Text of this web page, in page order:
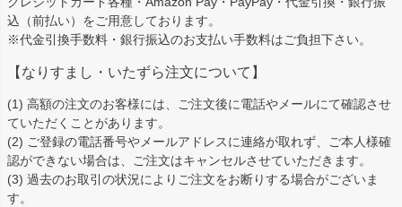
へ
込（前払い）をご用意しております。
※代金引換手数料・銀行振込のお支払い手数料はご負担下さい。
【なりすまし・いたずら注文について】
(1) 高額の注文のお客様には、ご注文後に電話やメールにて確認させ
ていただくことがあります。
(2) ご登録の電話番号やメールアドレスに連絡が取れず、ご本人様確
認ができない場合は、ご注文はキャンセルさせていただきます。
(3) 過去のお取引の状況によりご注文をお断りする場合がございま
す。